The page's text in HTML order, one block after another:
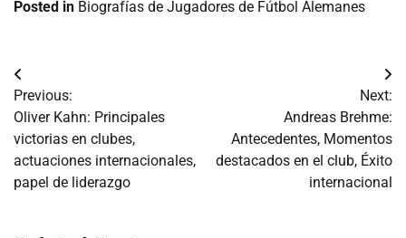
Posted in Biografías de Jugadores de Fútbol Alemanes
Post
navigation
Previous:
Oliver Kahn: Principales
victorias en clubes,
actuaciones internacionales,
papel de liderazgo
Next:
Andreas Brehme:
Antecedentes, Momentos
destacados en el club, Éxito
internacional